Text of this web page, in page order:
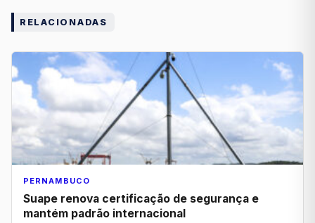
RELACIONADAS
PERNAMBUCO
Suape renova certificação de segurança e
mantém padrão internacional